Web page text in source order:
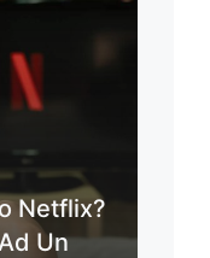
Netflix?
Un